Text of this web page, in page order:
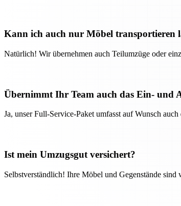
Kann ich auch nur Möbel transportieren
Natürlich! Wir übernehmen auch Teilumzüge oder
Übernimmt Ihr Team auch das Ein- und
Ja, unser Full-Service-Paket umfasst auf Wunsch
Ist mein Umzugsgut versichert?
Selbstverständlich! Ihre Möbel und Gegenstände sind